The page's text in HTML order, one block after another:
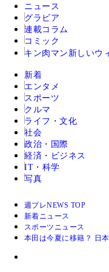
ニュース
グラビア
連載コラム
コミック
キン肉マン 新しいウ
新着
エンタメ
スポーツ
クルマ
ライフ・文化
社会
政治・国際
経済・ビジネス
IT・科学
写真
週プレNEWS TOP
新着ニュース
スポーツニュース
本田は今夏に移籍？ 日